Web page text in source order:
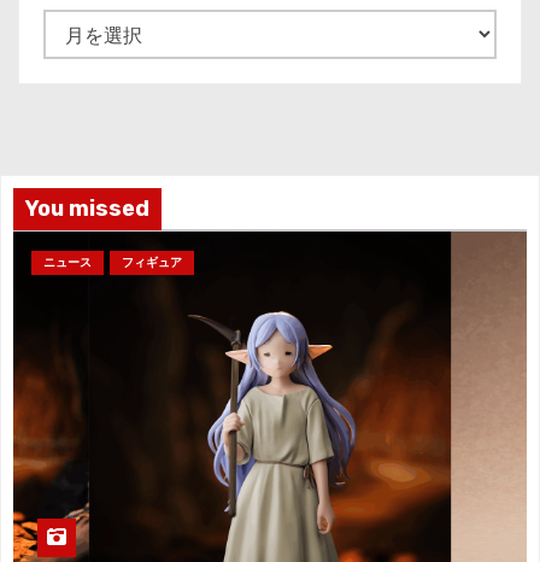
ー
You missed
ニュース フィギュア